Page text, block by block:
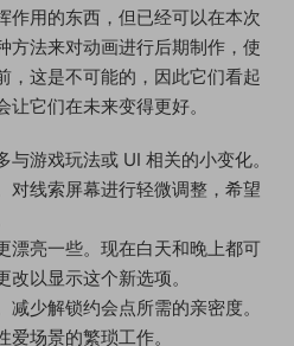
作用的东西，但已经可以在本次
方法来对动画进行后期制作，使
，这是不可能的，因此它们看起
它们在未来变得更好。
游戏玩法或 UI 相关的小变化。
对线索屏幕进行轻微调整，希望
漂亮一些。现在白天和晚上都可
以显示这个新选项。
少解锁约会点所需的亲密度。
场景的繁琐工作。